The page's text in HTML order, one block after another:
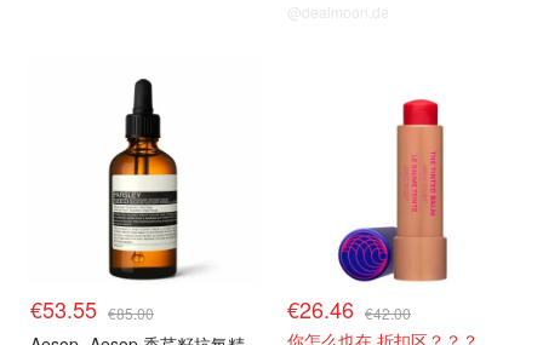
@dealmoon.de
€53.55 €85.00 €26.46 €42.00